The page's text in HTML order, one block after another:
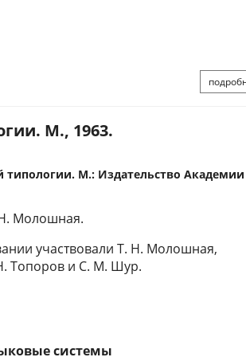
М., 1963.
типологии. М.: Издательство Академии
Молошная.
участвовали Т. Н. Молошная,
Топоров и С. М. Шур.
системы